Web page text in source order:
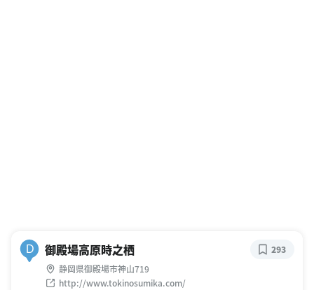
D 御殿場高原時之栖
静岡県御殿場市神山719
http://www.tokinosumika.com/
293